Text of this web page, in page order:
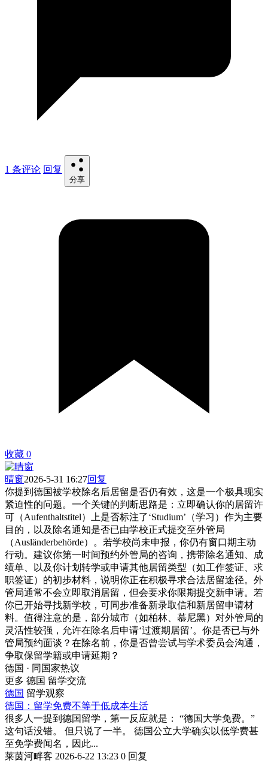
1 条评论 回复
分享
收藏 0
晴窗2026-5-31 16:27回复
你提到德国被学校除名后居留是否仍有效，这是一个极具现实
紧迫性的问题。一个关键的判断思路是：立即确认你的居留许
可（Aufenthaltstitel）上是否标注了‘Studium’（学习）作为主要
目的，以及除名通知是否已由学校正式提交至外管局
（Ausländerbehörde）。若学校尚未申报，你仍有窗口期主动
行动。建议你第一时间预约外管局的咨询，携带除名通知、成
绩单、以及你计划转学或申请其他居留类型（如工作签证、求
职签证）的初步材料，说明你正在积极寻求合法居留途径。外
管局通常不会立即取消居留，但会要求你限期提交新申请。若
你已开始寻找新学校，可同步准备新录取信和新居留申请材
料。值得注意的是，部分城市（如柏林、慕尼黑）对外管局的
灵活性较强，允许在除名后申请‘过渡期居留’。你是否已与外
管局预约面谈？在除名前，你是否曾尝试与学术委员会沟通，
争取保留学籍或申请延期？
德国 · 同国家热议
更多 德国 留学交流
德国 留学观察
德国：留学免费不等于低成本生活
很多人一提到德国留学，第一反应就是： “德国大学免费。”
这句话没错。 但只说了一半。 德国公立大学确实以低学费甚
至免学费闻名，因此...
莱茵河畔客 2026-6-22 13:23 0 回复